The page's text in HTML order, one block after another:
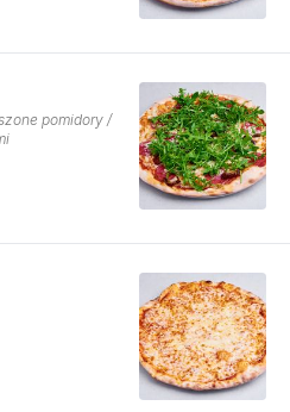
pomidory /